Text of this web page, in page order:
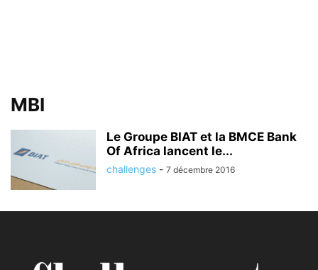
MBI
Le Groupe BIAT et la BMCE Bank
Of Africa lancent le...
challenges - 7 décembre 2016